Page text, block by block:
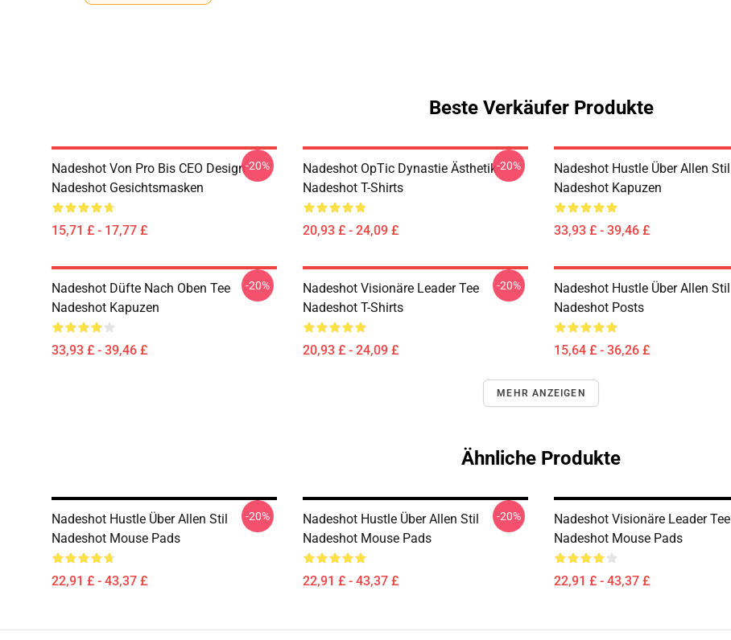
Beste Verkäufer Produkte
Nadeshot Von Pro Bis CEO Design
Nadeshot Gesichtsmasken
15,71 £ - 17,77 £
-20%
Nadeshot OpTic Dynastie Ästhetik
Nadeshot T-Shirts
20,93 £ - 24,09 £
-20%
Nadeshot Hustle Über Allen Stil
Nadeshot Kapuzen
33,93 £ - 39,46 £
Nadeshot Düfte Nach Oben Tee
Nadeshot Kapuzen
33,93 £ - 39,46 £
-20%
Nadeshot Visionäre Leader Tee
Nadeshot T-Shirts
20,93 £ - 24,09 £
-20%
Nadeshot Hustle Über Allen Stil
Nadeshot Posts
15,64 £ - 36,26 £
MEHR ANZEIGEN
Ähnliche Produkte
Nadeshot Hustle Über Allen Stil
Nadeshot Mouse Pads
22,91 £ - 43,37 £
-20%
Nadeshot Hustle Über Allen Stil
Nadeshot Mouse Pads
22,91 £ - 43,37 £
-20%
Nadeshot Visionäre Leader Tee
Nadeshot Mouse Pads
22,91 £ - 43,37 £